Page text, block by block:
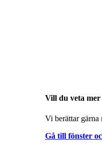
Vill du veta
Vi berättar
Gå till fönster